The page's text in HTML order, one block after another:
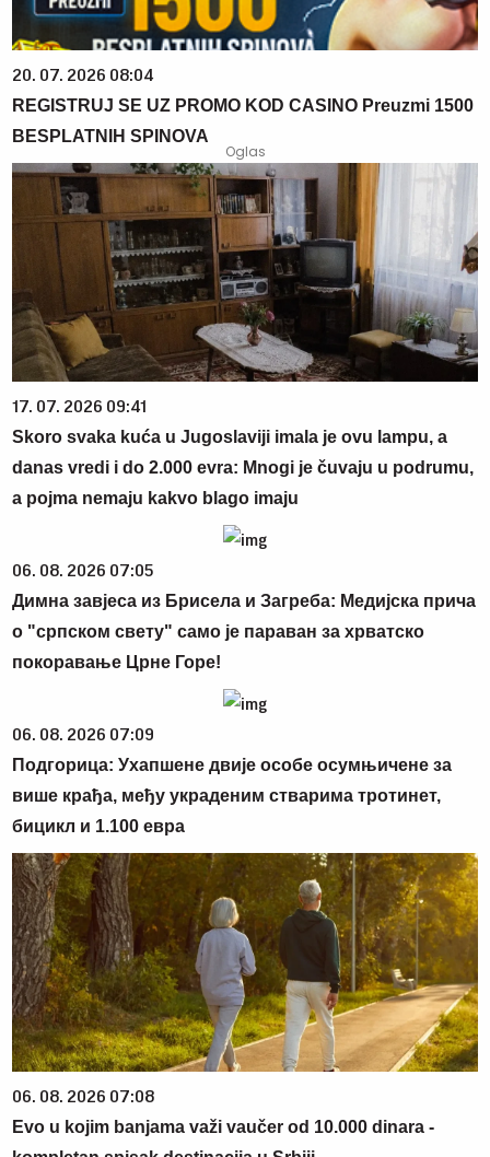
20. 07. 2026 08:04
REGISTRUJ SE UZ PROMO KOD CASINO Preuzmi 1500
BESPLATNIH SPINOVA
17. 07. 2026 09:41
Skoro svaka kuća u Jugoslaviji imala je ovu lampu, a
danas vredi i do 2.000 evra: Mnogi je čuvaju u podrumu,
a pojma nemaju kakvo blago imaju
06. 08. 2026 07:05
Димна завјеса из Брисела и Загреба: Медијска прича
о "српском свету" само је параван за хрватско
покоравање Црне Горе!
06. 08. 2026 07:09
Подгорица: Ухапшене двије особе осумњичене за
више крађа, међу украденим стварима тротинет,
бицикл и 1.100 евра
06. 08. 2026 07:08
Evo u kojim banjama važi vaučer od 10.000 dinara -